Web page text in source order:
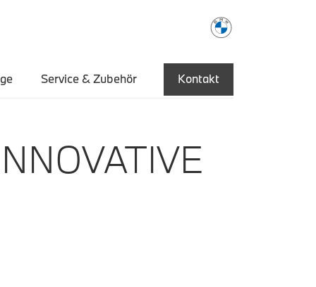
Service & Zubehör Kontakt